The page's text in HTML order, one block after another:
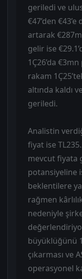
geriledi ve
€47’den
artarak
gelir ise
1Ç26’da
rakam
altında kaldı
geriledi.
Analistin
fiyat ise
mevcut fiyata
potansiyeline
beklentilere
rağmen
nedeniyle
büyüklüğünü
çıkarması ve
operasyonel